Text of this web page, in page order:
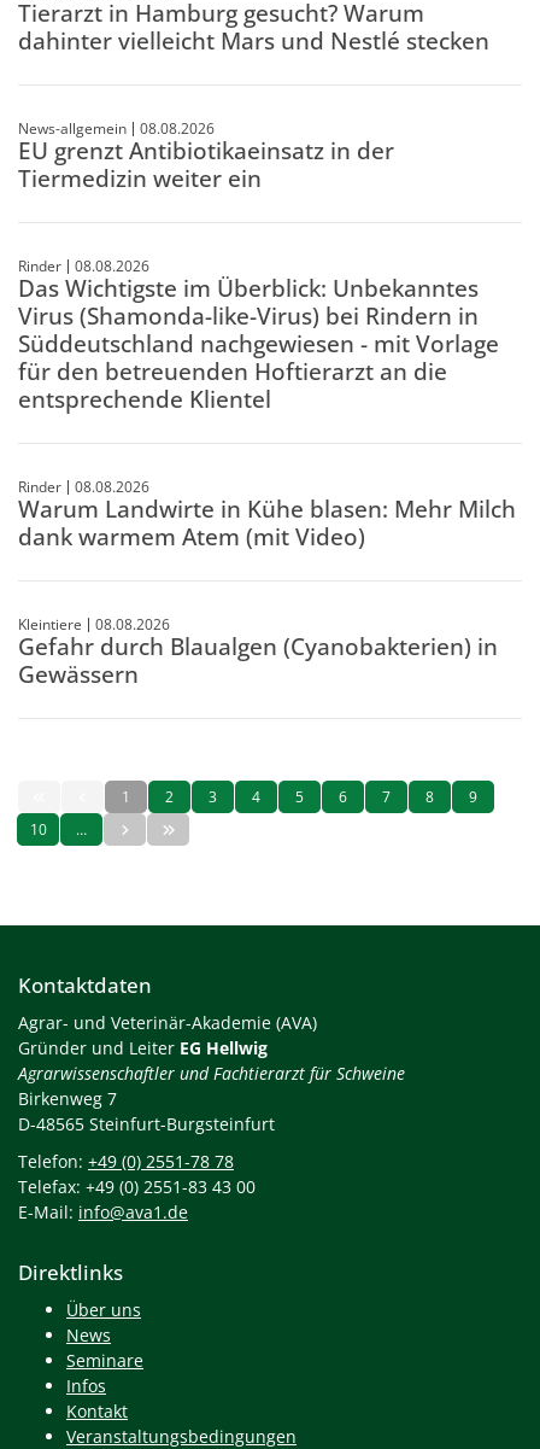
Tierarzt in Hamburg gesucht? Warum
dahinter vielleicht Mars und Nestlé stecken
News-allgemein 08.08.2026
EU grenzt Antibiotikaeinsatz in der
Tiermedizin weiter ein
Rinder 08.08.2026
Das Wichtigste im Überblick: Unbekanntes
Virus (Shamonda-like-Virus) bei Rindern in
Süddeutschland nachgewiesen - mit Vorlage
für den betreuenden Hoftierarzt an die
entsprechende Klientel
Rinder 08.08.2026
Warum Landwirte in Kühe blasen: Mehr Milch
dank warmem Atem (mit Video)
Kleintiere 08.08.2026
Gefahr durch Blaualgen (Cyanobakterien) in
Gewässern
1 2 3 4 5 6 7 8
9
10
…
Kontaktdaten
Agrar- und Veterinär-Akademie (AVA)
Gründer und Leiter EG Hellwig
Agrarwissenschaftler und Fachtierarzt für Schweine
Birkenweg 7
D-48565 Steinfurt-Burgsteinfurt
Telefon: +49 (0) 2551-78 78
Telefax: +49 (0) 2551-83 43 00
E-Mail: info@ava1.de
Direktlinks
Über uns
News
Seminare
Infos
Kontakt
Veranstaltungsbedingungen